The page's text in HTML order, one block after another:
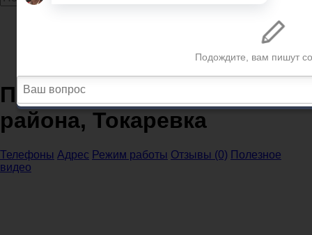
Прокуратура Токаревского района, Токаревка
Прокуратура Токаревского
района, Токаревка
Телефоны Адрес Режим работы Отзывы (0) Полезное
видео